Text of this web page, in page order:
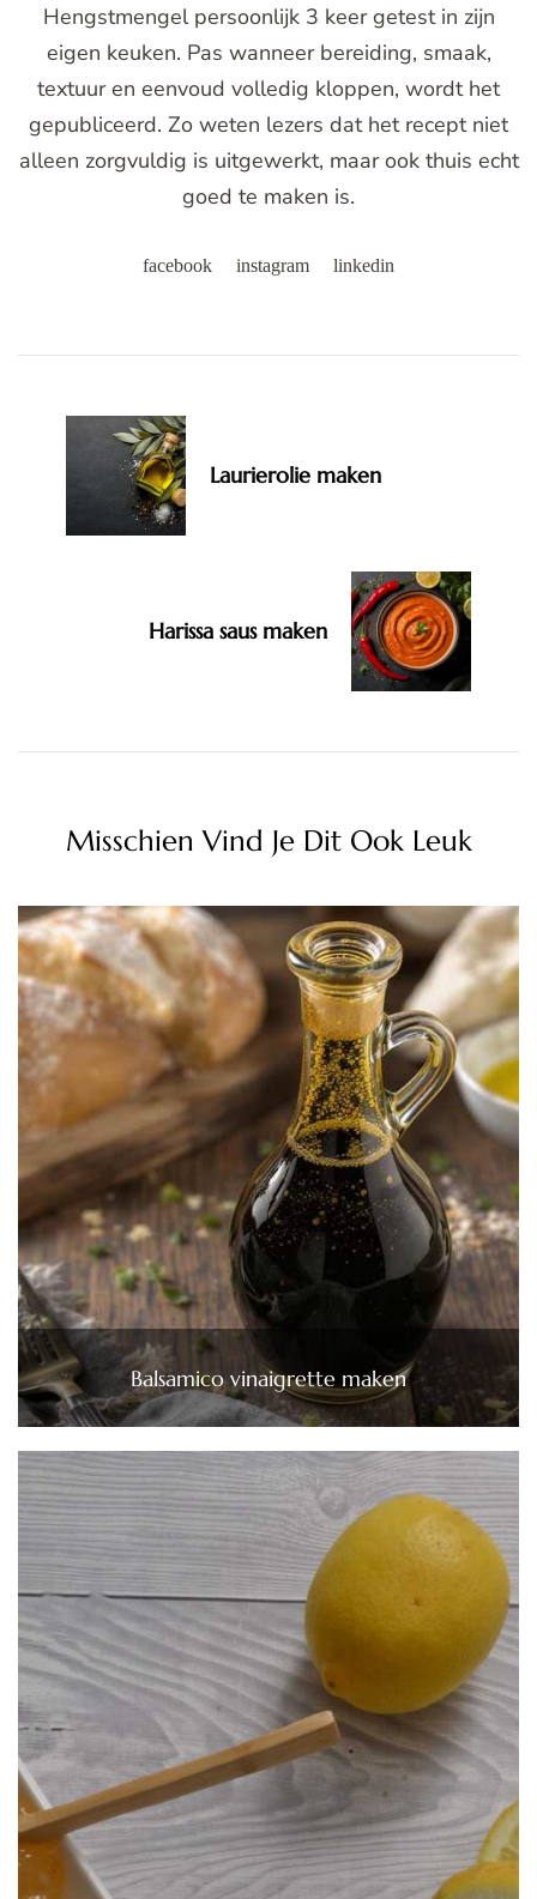
Hengstmengel persoonlijk 3 keer getest in zijn
eigen keuken. Pas wanneer bereiding, smaak,
textuur en eenvoud volledig kloppen, wordt het
gepubliceerd. Zo weten lezers dat het recept niet
alleen zorgvuldig is uitgewerkt, maar ook thuis echt
goed te maken is.
facebook instagram linkedin
Navigation
Laurierolie maken
Harissa saus maken
Misschien Vind Je Dit Ook Leuk
Balsamico vinaigrette maken